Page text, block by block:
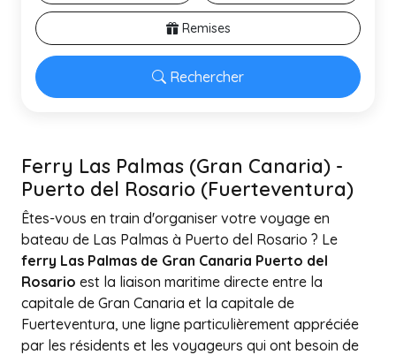
Rechercher
Remises
Ferry Las Palmas (Gran Canaria) -
Puerto del Rosario (Fuerteventura)
Êtes-vous en train d'organiser votre voyage en
bateau de Las Palmas à Puerto del Rosario ? Le
ferry Las Palmas de Gran Canaria Puerto del
Rosario est la liaison maritime directe entre la
capitale de Gran Canaria et la capitale de
Fuerteventura, une ligne particulièrement appréciée
par les résidents et les voyageurs qui ont besoin de